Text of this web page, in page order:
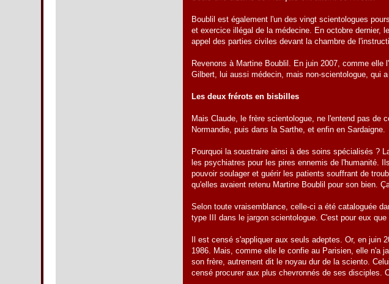
Boublil est également l'un des vingt scientologues
et exercice illégal de la médecine. En octobre dernier,
appel des parties civiles devant la chambre de
Revenons à Martine Boublil. En juin 2007, comme
Gilbert, lui aussi médecin, mais non-scientologue, qui
Les deux frérots en bisbilles
Mais Claude, le frère scientologue, ne l'entend pas de
Normandie, puis dans la Sarthe, et enfin en Sardaigne.
Pourquoi la soustraire ainsi à des soins spécialisés ?
les psychiatres pour les pires ennemis de l'humanité.
pouvoir soulager et guérir les patients souffrant de
qu'elles avaient retenu Martine Boublil pour son bien.
Selon toute vraisemblance, celle-ci a été cataloguée
type III dans le jargon scientologue. C'est pour eux
Il est censé s'appliquer aux seuls adeptes. Or, en
1986. Mais, comme elle le confie au Parisien, elle n'a
son frère, autrement dit le noyau dur de la sciento.
censé procurer aux plus chevronnés de ses disciples.